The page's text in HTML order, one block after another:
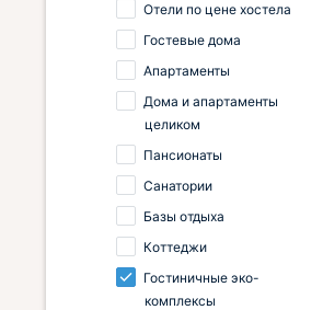
Отели по цене хостела
Гостевые дома
Апартаменты
Дома и апартаменты
целиком
Пансионаты
Санатории
Базы отдыха
Коттеджи
Гостиничные эко-
комплексы